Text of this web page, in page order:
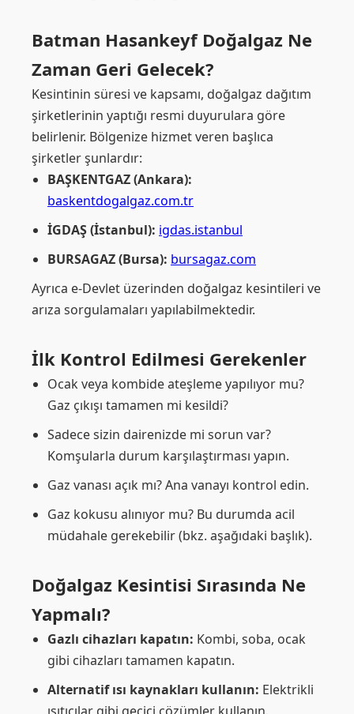
Batman Hasankeyf Doğalgaz Ne
Zaman Geri Gelecek?
Kesintinin süresi ve kapsamı, doğalgaz dağıtım
şirketlerinin yaptığı resmi duyurulara göre
belirlenir. Bölgenize hizmet veren başlıca
şirketler şunlardır:
BAŞKENTGAZ (Ankara):
baskentdogalgaz.com.tr
İGDAŞ (İstanbul): igdas.istanbul
BURSAGAZ (Bursa): bursagaz.com
Ayrıca e-Devlet üzerinden doğalgaz kesintileri ve
arıza sorgulamaları yapılabilmektedir.
İlk Kontrol Edilmesi Gerekenler
Ocak veya kombide ateşleme yapılıyor mu?
Gaz çıkışı tamamen mi kesildi?
Sadece sizin dairenizde mi sorun var?
Komşularla durum karşılaştırması yapın.
Gaz vanası açık mı? Ana vanayı kontrol edin.
Gaz kokusu alınıyor mu? Bu durumda acil
müdahale gerekebilir (bkz. aşağıdaki başlık).
Doğalgaz Kesintisi Sırasında Ne
Yapmalı?
Gazlı cihazları kapatın: Kombi, soba, ocak
gibi cihazları tamamen kapatın.
Alternatif ısı kaynakları kullanın: Elektrikli